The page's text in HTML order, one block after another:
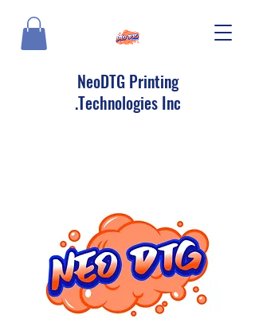
NeoDTG Printing
Technologies Inc.